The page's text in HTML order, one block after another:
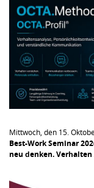
Mittwoch, den 15.
Best-Work Seminar
neu denken.